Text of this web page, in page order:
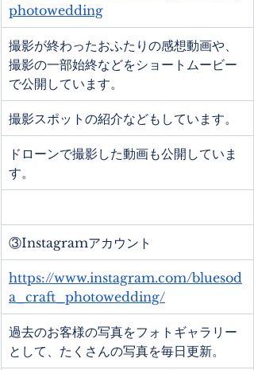
photowedding
撮影が終わったおふたりの感想動画や、
撮影の一部始終などをショートムービー
で公開しています。
撮影スポットの紹介などもしています。
ドローンで撮影した動画も公開していま
す。
③Instagramアカウント
https://www.instagram.com/bluesod
a_craft_photowedding/
過去のお客様の写真をフォトギャラリー
として、たくさんの写真を毎日更新。